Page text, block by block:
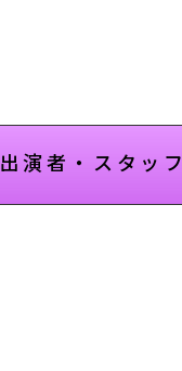
出演者・スタッフ